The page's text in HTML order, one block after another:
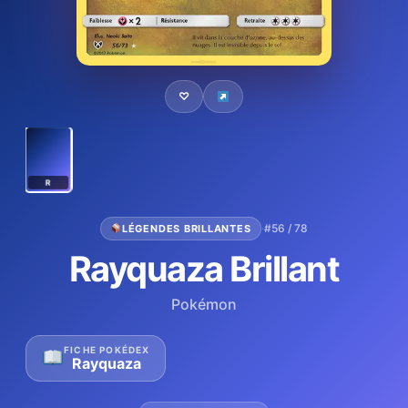
♡
R
LÉGENDES BRILLANTES ·#56 / 78
Rayquaza Brillant
Pokémon
FICHE POKÉDEX
Rayquaza